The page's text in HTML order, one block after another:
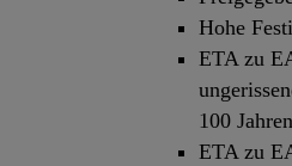
Hohe
ETA zu
100 Jahren
ETA zu